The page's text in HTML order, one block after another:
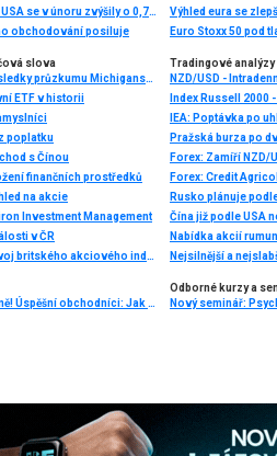
Makro: Ceny průmyslových výrobců USA se v únoru zvýšily o 0,7pct
obchodování posiluje
Výhled eura se
Euro Stoxx 50 pod
slova
Výsledky průzkumu Michiganské univerzity
ETF v historii
poplatku
s Čínou
finančních prostředků
na akcie
Investment Management
v ČR
Vývoj britského akciového indexu FTSE
Tradingové analýzy
NZD/USD -
Index Russell 2000
Pražská burza po
Forex: Zamíří NZD/
Forex: Credit
Čína již podle USA
Nejsilnější a
Světový bestseller o tradingu v češtině! Úspěšní obchodníci: Jak běžní lidé porážejí Wall Street v jeho vlastní hře
Odborné kurzy a